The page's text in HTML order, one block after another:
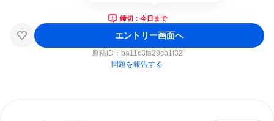
締切：今日まで
エントリー画面へ
原稿ID： ba11c3fa29cb1f32
問題を報告する